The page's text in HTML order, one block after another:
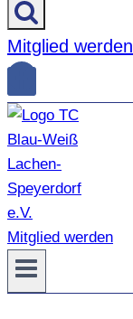
Mitglied werden
Mitglied werden